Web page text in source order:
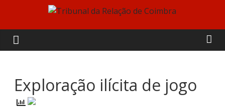
content
Tribunal
da
Relação
Exploração ilícita de jogo